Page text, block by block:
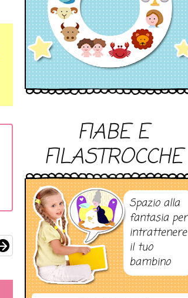
FIABE E
FILASTROCCHE
Spazio alla
fantasia per
intrattenere
il tuo
bambino